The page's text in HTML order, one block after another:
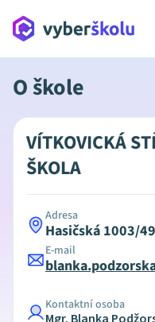
O škole
VÍTKOVICKÁ
ŠKOLA
Adresa
Hasičská 1003/
E-mail
Kontaktní osoba